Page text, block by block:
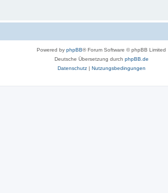
Powered by phpBB® Forum Software © phpBB Limited
Deutsche Übersetzung durch phpBB.de
Datenschutz| Nutzungsbedingungen